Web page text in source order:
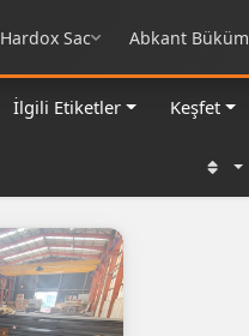
Hardox Sac Abkant Büküm
İlgili Etiketler Keşfet